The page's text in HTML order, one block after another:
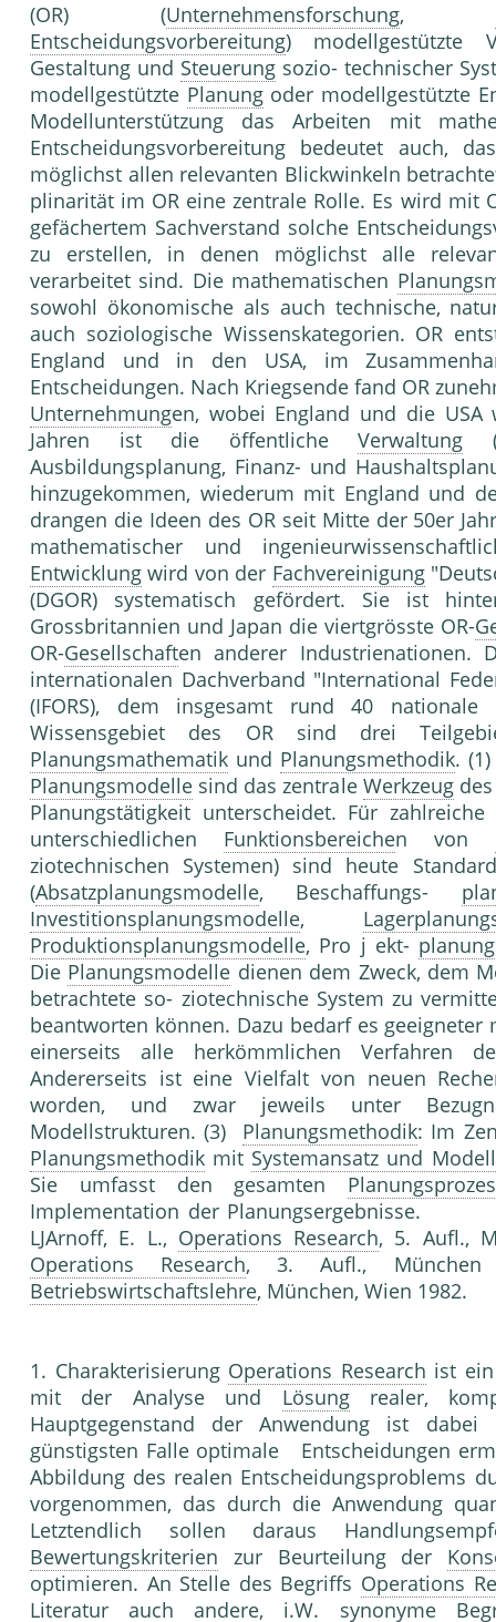
(OR) (Unternehmensforschung,
Entscheidungsvorbereitung) modellgestützte
Gestaltung und Steuerung sozio- technischer
modellgestützte Planungoder modellgestützte
Modellunterstützung das Arbeiten mit
Entscheidungsvorbereitung bedeutet auch,
möglichst allen relevanten Blickwinkeln
plinarität im OR eine zentrale Rolle. Es wird mit
gefächertem Sachverstand solche
zu erstellen, in denen möglichst alle
verarbeitet sind. Die mathematischen
sowohl ökonomische als auch technische,
auch soziologische Wissenskategorien. OR
England und in den USA, im
Entscheidungen. Nach Kriegsende fand OR
Unternehmungen, wobei England und die
Jahren ist die öffentliche Verwaltung
Ausbildungsplanung, Finanz- und
hinzugekommen, wiederum mit England und
drangen die Ideen des OR seit Mitte der 50er
mathematischer und
Entwicklung wird von der Fachvereinigung
(DGOR) systematisch gefördert. Sie ist
Grossbritannien und Japan die viertgrösste OR-
OR-Gesellschaften anderer Industrienationen.
internationalen Dachverband "International
(IFORS), dem insgesamt rund 40 nationale
Wissensgebiet des OR sind drei
Planungsmathematik und Planungsmethodik.
Planungsmodelle sind das zentrale Werkzeugdes
Planungstätigkeit unterscheidet. Für
unterschiedlichen Funktionsbereichen von
ziotechnischen Systemen) sind heute
(Absatzplanungsmodelle, Beschaffungs-
Investitionsplanungsmodelle,
Produktionsplanungsmodelle, Pro j ekt-
Die Planungsmodelle dienen dem Zweck, dem
betrachtete so- ziotechnische System zu
beantworten können. Dazu bedarf es
einerseits alle herkömmlichen Verfahren
Andererseits ist eine Vielfalt von neuen
worden, und zwar jeweils unter
Modellstrukturen. (3) Planungsmethodik: Im
Planungsmethodik mit Systemansatz und
Sie umfasst den gesamten
Implementation der Planungsergebnisse.
LJArnoff, E. L., Operations Research, 5. Aufl.,
Operations Research, 3. Aufl., München
Betriebswirtschaftslehre, München, Wien 1982.
1. Charakterisierung Operations Research ist
mit der Analyse und Lösungrea­ler,
Hauptgegenstand der Anwendung ist
günstigsten Falle optimale Entscheidungen
Abbildung des realen Entscheidungsproblems
vorgenommen, das durch die Anwendung
Letztendlich sollen daraus
Bewertungskriterien zur Beurteilung der
optimieren. An Stelle des Begriffs Operations
Literatur auch andere, i.W. synonyme